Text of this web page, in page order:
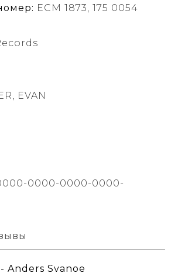
ECM 1873, 175 0054
EVAN
0000-0000-0000-
Anders Svanoe